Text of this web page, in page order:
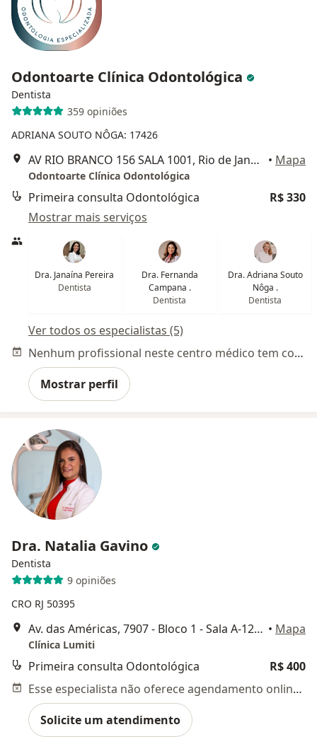
Odontoarte Clínica Odontológica
Dentista
359 opiniões
ADRIANA SOUTO NÔGA: 17426
AV RIO BRANCO 156 SALA 1001, Rio de Janeiro • Mapa
Odontoarte Clínica Odontológica
Primeira consulta Odontológica
R$ 330
Mostrar mais serviços
Dra. Janaína Pereira
Dentista
Dra. Fernanda
Campana .
Dentista
Dra. Adriana Souto
Nôga .
Dentista
Ver todos os especialistas (5)
Nenhum profissional neste centro médico tem consultas disponíveis
Mostrar perfil
Dra. Natalia Gavino
Dentista
9 opiniões
CRO RJ 50395
Av. das Américas, 7907 - Bloco 1 - Sala A-120, Rio de Janeiro • Mapa
Clínica Lumiti
Primeira consulta Odontológica
R$ 400
Esse especialista não oferece agendamento online para esse endereço.
Solicite um atendimento